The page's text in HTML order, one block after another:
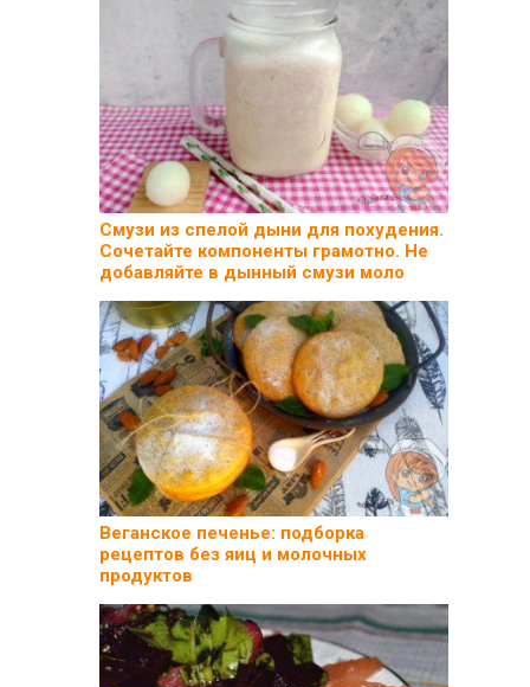
Смузи из спелой дыни для похудения.
Сочетайте компоненты грамотно. Не
добавляйте в дынный смузи моло
Веганское печенье: подборка
рецептов без яиц и молочных
продуктов